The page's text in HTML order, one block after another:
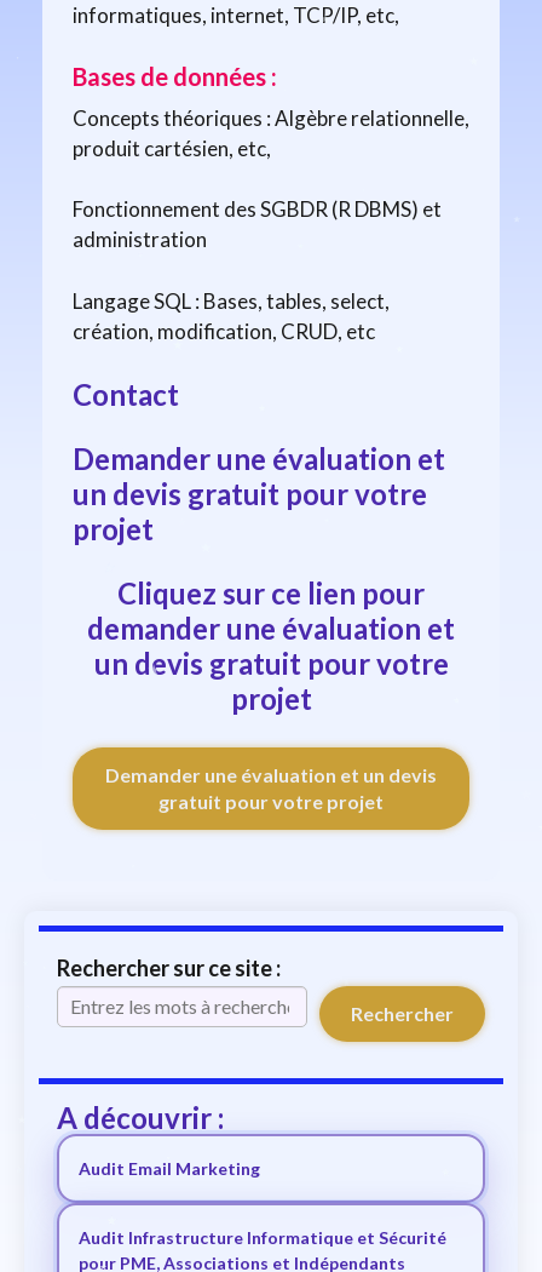
informatiques, internet, TCP/IP, etc,
Bases de données :
Concepts théoriques : Algèbre relationnelle,
produit cartésien, etc,
Fonctionnement des SGBDR (R DBMS) et
administration
Langage SQL : Bases, tables, select,
création, modification, CRUD, etc
Contact
Demander une évaluation et
un devis gratuit pour votre
projet
Cliquez sur ce lien pour
demander une évaluation et
un devis gratuit pour votre
projet
Demander une évaluation et un devis
gratuit pour votre projet
Rechercher sur ce site :
Rechercher
A découvrir :
Audit Email Marketing
Audit Infrastructure Informatique et Sécurité
pour PME, Associations et Indépendants